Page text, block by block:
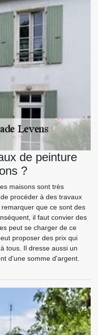
de peinture
?
maisons sont très
procéder à des travaux
que ce sont des
il faut convier des
peut se charger de ce
proposer des prix qui
tous. Il dresse aussi un
d'une somme d'argent.